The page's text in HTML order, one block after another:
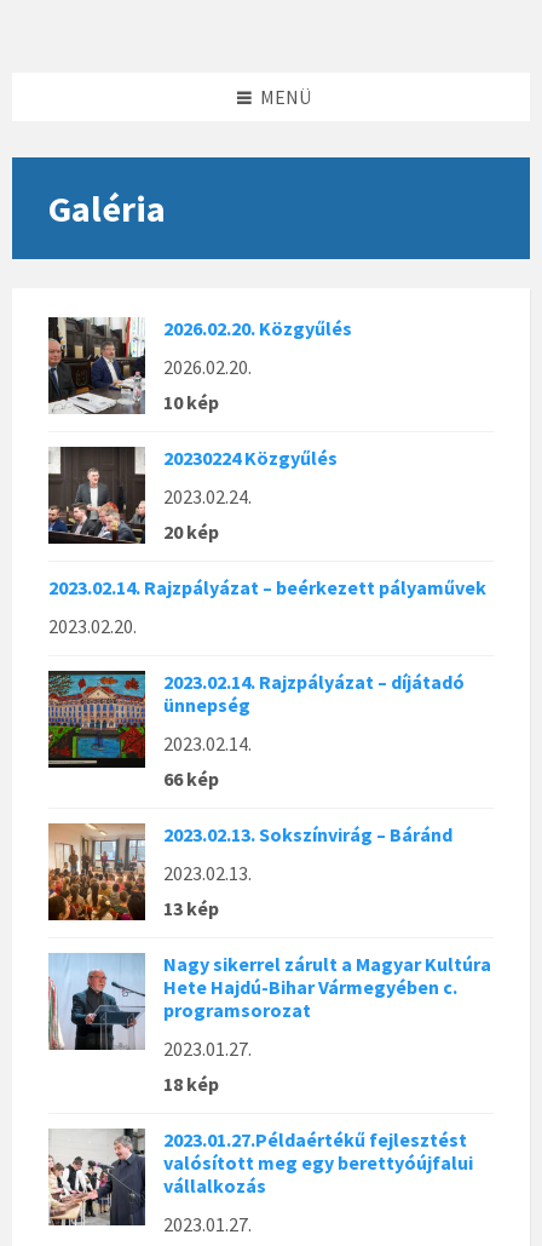
MENÜ
Galéria
2026.02.20. Közgyűlés
2026.02.20.
10 kép
20230224 Közgyűlés
2023.02.24.
20 kép
2023.02.14. Rajzpályázat – beérkezett pályaművek
2023.02.20.
2023.02.14. Rajzpályázat – díjátadó
ünnepség
2023.02.14.
66 kép
2023.02.13. Sokszínvirág – Báránd
2023.02.13.
13 kép
Nagy sikerrel zárult a Magyar Kultúra
Hete Hajdú-Bihar Vármegyében c.
programsorozat
2023.01.27.
18 kép
2023.01.27.Példaértékű fejlesztést
valósított meg egy berettyóújfalui
vállalkozás
2023.01.27.